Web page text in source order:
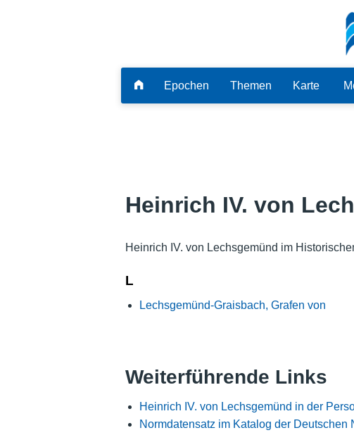
Epochen Themen Karte
Heinrich IV. von
Heinrich IV. von Lechsgemünd im
L
Lechsgemünd-Graisbach, Grafen von
Weiterführende Links
Heinrich IV. von Lechsgemünd in der
Normdatensatz im Katalog der